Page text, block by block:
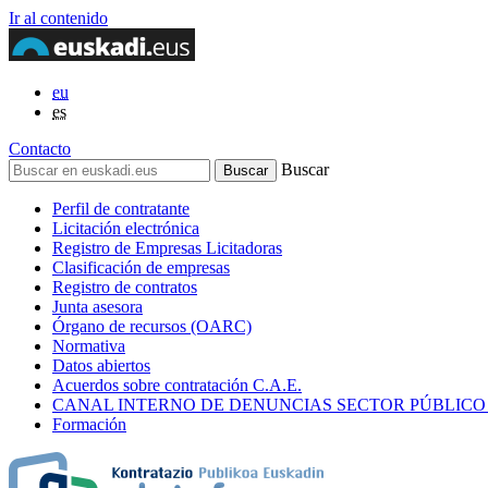
Ir al contenido
eu
es
Contacto
Buscar
Perfil de contratante
Licitación electrónica
Registro de Empresas Licitadoras
Clasificación de empresas
Registro de contratos
Junta asesora
Órgano de recursos (OARC)
Normativa
Datos abiertos
Acuerdos sobre contratación C.A.E.
CANAL INTERNO DE DENUNCIAS SECTOR
Formación